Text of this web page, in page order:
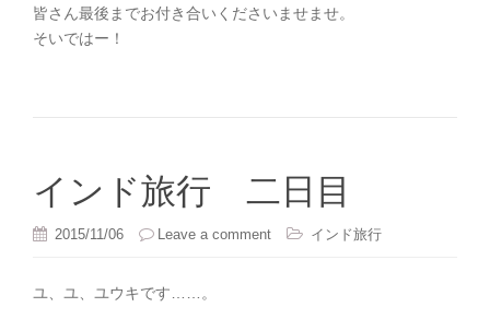
皆さん最後までお付き合いくださいませませ。
そいではー！
インド旅行 二日目
2015/11/06 Leave a comment インド旅行
ユ、ユ、ユウキです……。